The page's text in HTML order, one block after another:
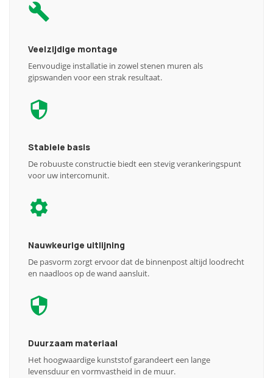
Veelzijdige montage
Eenvoudige installatie in zowel stenen muren als
gipswanden voor een strak resultaat.
Stabiele basis
De robuuste constructie biedt een stevig verankeringspunt
voor uw intercomunit.
Nauwkeurige uitlijning
De pasvorm zorgt ervoor dat de binnenpost altijd loodrecht
en naadloos op de wand aansluit.
Duurzaam materiaal
Het hoogwaardige kunststof garandeert een lange
levensduur en vormvastheid in de muur.